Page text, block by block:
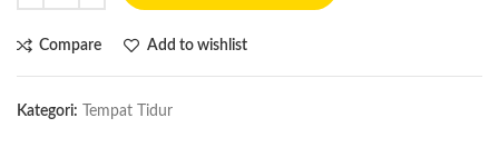
Compare Add to wishlist
Kategori: Tempat Tidur